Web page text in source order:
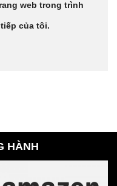
web trong trình
của tôi.
HÀNH